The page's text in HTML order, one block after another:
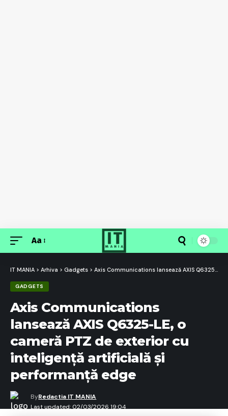
Font
Aa
IT MANIA > Arhiva > Gadgets > Axis Communications lansează AXIS Q6325-LE, o cameră PTZ de exterior cu inteligență artificială și performanță edge
GADGETS
Axis Communications
lansează AXIS Q6325-LE, o
cameră PTZ de exterior cu
inteligență artificială și
performanță edge
Last updated: 02/03/2026 19:04
ByRedactia IT MANIA